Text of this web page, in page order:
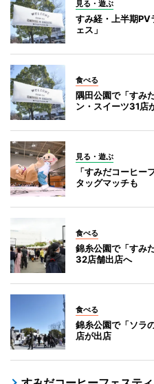
見る・遊ぶ
すみ経・上半期PV
ェス」
食べる
隅田公園で「すみ
ン・スイーツ31店
見る・遊ぶ
「すみだコーヒ
タッグマッチも
食べる
錦糸公園で「すみ
32店舗出店へ
食べる
錦糸公園で「ソラ
店が出店